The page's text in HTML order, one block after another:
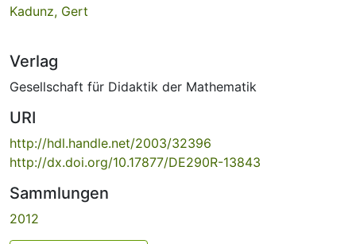
Kadunz, Gert
Verlag
Gesellschaft für Didaktik der Mathematik
URI
http://hdl.handle.net/2003/32396
http://dx.doi.org/10.17877/DE290R-13843
Sammlungen
2012